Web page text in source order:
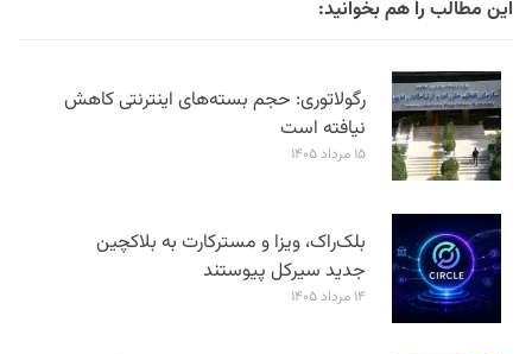
این مطالب را هم بخوانید:
رگولاتوری: حجم بسته‌های اینترنتی کاهش
نیافته است
۱۵ مرداد ۱۴۰۵
بلک‌راک، ویزا و مسترکارت به بلاکچین
جدید سیرکل پیوستند
۱۴ مرداد ۱۴۰۵